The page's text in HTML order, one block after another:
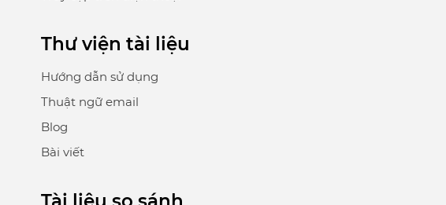
Thư viện tài liệu
Hướng dẫn sử dụng
Thuật ngữ email
Blog
Bài viết